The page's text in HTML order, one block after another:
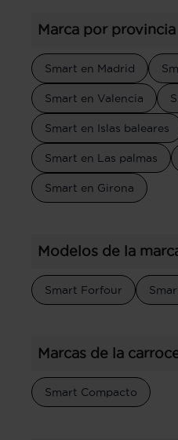
Marca por provincia
Smart en Madrid
Smart en Valencia
Smart en Islas baleares
Smart en Las palmas
Smart en Girona
Modelos de la
Smart Forfour
Marcas de la
Smart Compacto